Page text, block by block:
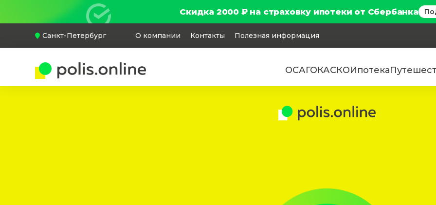
Скидка 2000 ₽ на страховку ипотеки от Сбербанка
Санкт-Петербург О компании Контакты Полезная информация
ОСАГОКАСКОИпотека